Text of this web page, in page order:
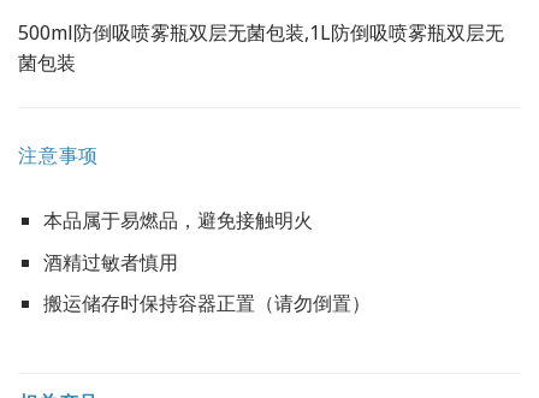
500ml防倒吸喷雾瓶双层无菌包装,1L防倒吸喷雾瓶双层无
菌包装
注意事项
本品属于易燃品，避免接触明火
酒精过敏者慎用
搬运储存时保持容器正置（请勿倒置）